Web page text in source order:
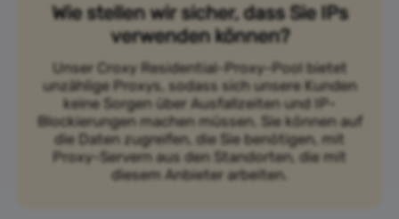
Wie stellen wir sicher, dass Sie IPs
verwenden können?
Unser Croxy Residential-Proxy-Pool bietet
unzählige Proxys, sodass sich unsere Kunden
keine Sorgen über Ausfallzeiten und IP-
Blockierungen machen müssen. Sie können auf
die Daten zugreifen, die Sie benötigen, mit
Proxy-Servern aus den Standorten, die mit
diesem Anbieter arbeiten.